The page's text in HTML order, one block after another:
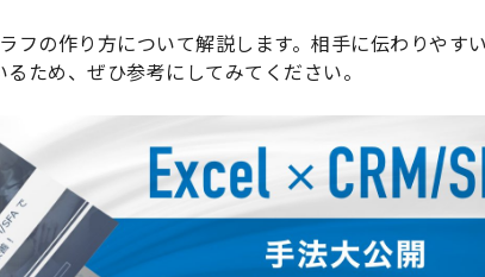
フの作り方について解説します。相手に伝わりやす
ため、ぜひ参考にしてみてください。